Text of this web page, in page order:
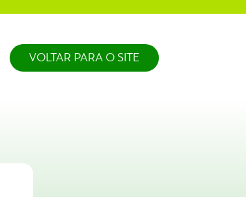
VOLTAR PARA O SITE